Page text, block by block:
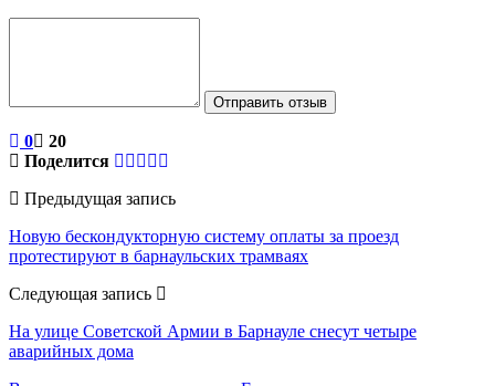
Отправить отзыв
0
20
Поделится
Предыдущая запись
Новую бескондукторную систему оплаты за проезд
протестируют в барнаульских трамваях
Следующая запись
На улице Советской Армии в Барнауле снесут четыре
аварийных дома